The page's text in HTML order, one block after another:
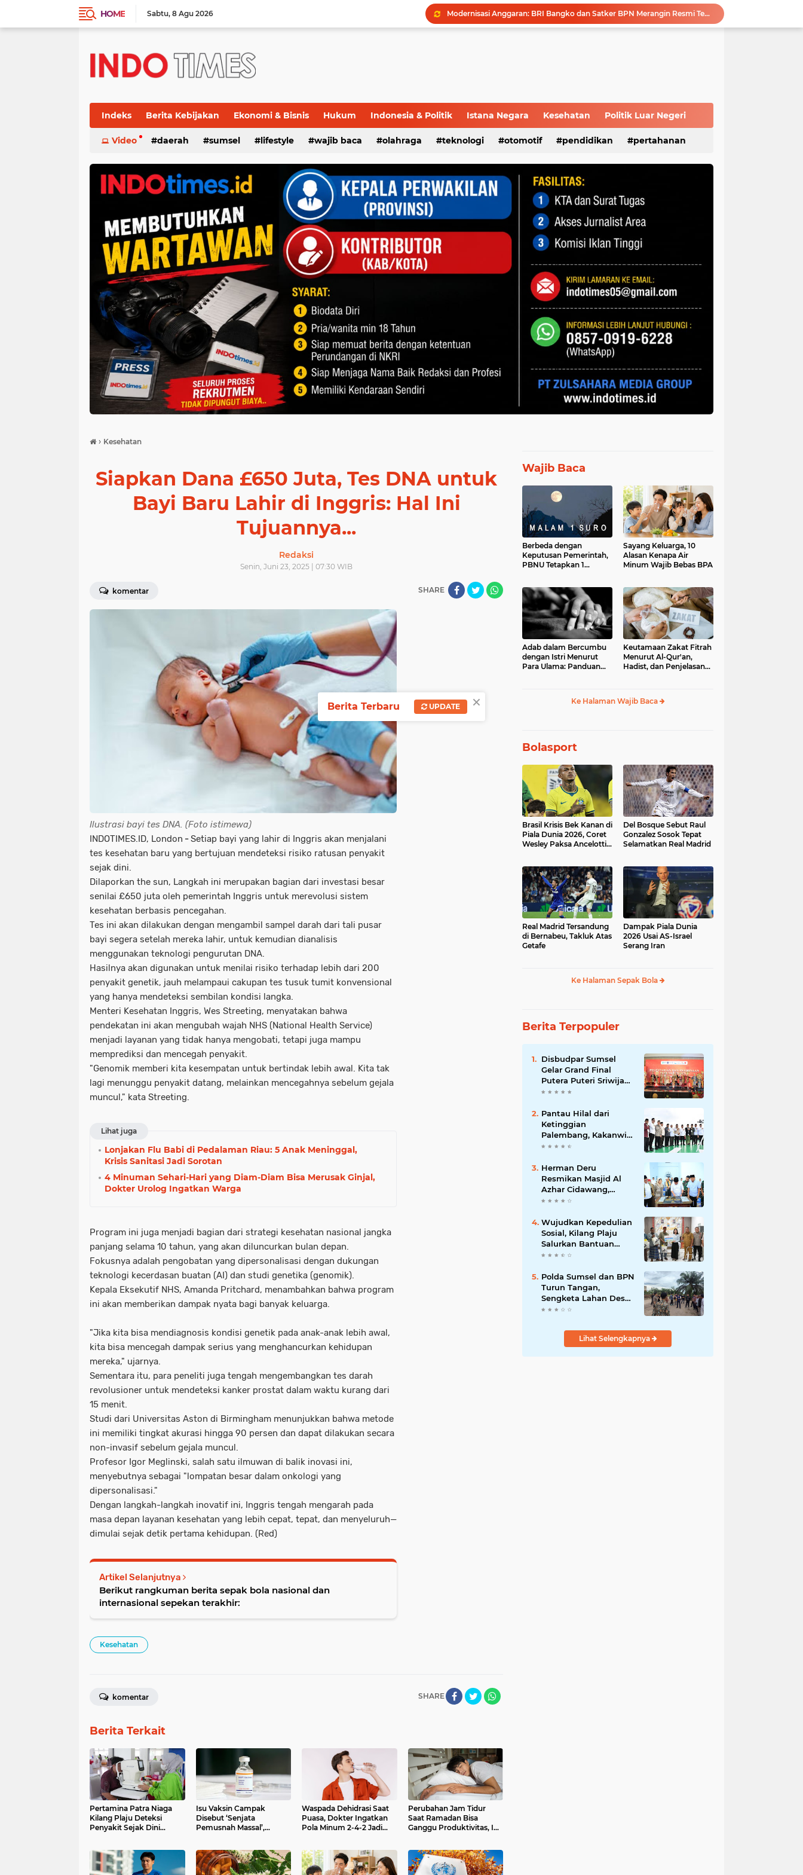
HOME Sabtu 8 Agu 2026
Modernisasi Anggaran: BRI Bangko dan Satker BPN Merangin Resmi Teken PKS Penerbitan KKP
Polri Presisi Diperkuat, Polda Sumsel dan GBR Sriwijaya Sepakat Bangun Kolaborasi untuk Kamtibmas
Perkuat Tata Kelola Perusahaan, Pertamina Patra Niaga Jalin Kerja Sama dengan Kejati Sumsel
Indeks Berita Kebijakan Ekonomi & Bisnis Hukum Indonesia & Politik Istana Negara Kesehatan Politik Luar Negeri
Video daerah sumsel lifestyle wajib baca olahraga teknologi otomotif pendidikan pertahanan
› Kesehatan
Siapkan Dana £650 Juta, Tes DNA untuk
Bayi Baru Lahir di Inggris: Hal Ini
Tujuannya...
Redaksi
Senin, Juni 23, 2025 | 07:30 WIB
komentar SHARE
Ilustrasi bayi tes DNA. (Foto istimewa)
INDOTIMES.ID, London -Setiap bayi yang lahir di Inggris akan menjalani
tes kesehatan baru yang bertujuan mendeteksi risiko ratusan penyakit
sejak dini.
Dilaporkan the sun, Langkah ini merupakan bagian dari investasi besar
senilai £650 juta oleh pemerintah Inggris untuk merevolusi sistem
kesehatan berbasis pencegahan.
Tes ini akan dilakukan dengan mengambil sampel darah dari tali pusar
bayi segera setelah mereka lahir, untuk kemudian dianalisis
menggunakan teknologi pengurutan DNA.
Hasilnya akan digunakan untuk menilai risiko terhadap lebih dari 200
penyakit genetik, jauh melampaui cakupan tes tusuk tumit konvensional
yang hanya mendeteksi sembilan kondisi langka.
Menteri Kesehatan Inggris, Wes Streeting, menyatakan bahwa
pendekatan ini akan mengubah wajah NHS (National Health Service)
menjadi layanan yang tidak hanya mengobati, tetapi juga mampu
memprediksi dan mencegah penyakit.
"Genomik memberi kita kesempatan untuk bertindak lebih awal. Kita tak
lagi menunggu penyakit datang, melainkan mencegahnya sebelum gejala
muncul," kata Streeting.
Lihat juga
Lonjakan Flu Babi di Pedalaman Riau: 5 Anak Meninggal,
Krisis Sanitasi Jadi Sorotan
4 Minuman Sehari-Hari yang Diam-Diam Bisa Merusak Ginjal,
Dokter Urolog Ingatkan Warga
Program ini juga menjadi bagian dari strategi kesehatan nasional jangka
panjang selama 10 tahun, yang akan diluncurkan bulan depan.
Fokusnya adalah pengobatan yang dipersonalisasi dengan dukungan
teknologi kecerdasan buatan (AI) dan studi genetika (genomik).
Kepala Eksekutif NHS, Amanda Pritchard, menambahkan bahwa program
ini akan memberikan dampak nyata bagi banyak keluarga.
"Jika kita bisa mendiagnosis kondisi genetik pada anak-anak lebih awal,
kita bisa mencegah dampak serius yang menghancurkan kehidupan
mereka," ujarnya.
Sementara itu, para peneliti juga tengah mengembangkan tes darah
revolusioner untuk mendeteksi kanker prostat dalam waktu kurang dari
15 menit.
Studi dari Universitas Aston di Birmingham menunjukkan bahwa metode
ini memiliki tingkat akurasi hingga 90 persen dan dapat dilakukan secara
non-invasif sebelum gejala muncul.
Profesor Igor Meglinski, salah satu ilmuwan di balik inovasi ini,
menyebutnya sebagai "lompatan besar dalam onkologi yang
dipersonalisasi."
Dengan langkah-langkah inovatif ini, Inggris tengah mengarah pada
masa depan layanan kesehatan yang lebih cepat, tepat, dan menyeluruh—
dimulai sejak detik pertama kehidupan. (Red)
Artikel Selanjutnya
Berikut rangkuman berita sepak bola nasional dan
internasional sepekan terakhir:
Kesehatan
SHARE
komentar
Berita Terkait
Pertamina Patra Niaga
Kilang Plaju Deteksi
Penyakit Sejak Dini
Isu Vaksin Campak
Disebut ‘Senjata
Pemusnah Massal’,
Waspada Dehidrasi Saat
Puasa, Dokter Ingatkan
Pola Minum 2-4-2 Jadi
Perubahan Jam Tidur
Saat Ramadan Bisa
Ganggu Produktivitas, Ini
Wajib Baca
Berbeda dengan
Keputusan Pemerintah,
PBNU Tetapkan 1
Sayang Keluarga, 10
Alasan Kenapa Air
Minum Wajib Bebas BPA
Adab dalam Bercumbu
dengan Istri Menurut
Para Ulama: Panduan
Keutamaan Zakat Fitrah
Menurut Al-Qur'an,
Hadist, dan Penjelasan
Ke Halaman Wajib Baca
Bolasport
Brasil Krisis Bek Kanan di
Piala Dunia 2026, Coret
Wesley Paksa Ancelotti
Del Bosque Sebut Raul
Gonzalez Sosok Tepat
Selamatkan Real Madrid
Real Madrid Tersandung
di Bernabeu, Takluk Atas
Getafe
Dampak Piala Dunia
2026 Usai AS-Israel
Serang Iran
Ke Halaman Sepak Bola
Berita Terpopuler
Disbudpar Sumsel
Gelar Grand Final
Putera Puteri Sriwijaya
2026, Sekda: Harus
Go Internasional
Pantau Hilal dari
Ketinggian
Palembang, Kakanwil
Kemenag Sumsel
Kerukunan
Herman Deru
Resmikan Masjid Al
Azhar Cidawang,
Perkuat Syiar Islam di
Wujudkan Kepedulian
Sosial, Kilang Plaju
Salurkan Bantuan
Bagi Korban
Polda Sumsel dan BPN
Turun Tangan,
Sengketa Lahan Desa
Daya Kesuma
Kepastian Hukum
Lihat Selengkapnya
×
Berita Terbaru UPDATE